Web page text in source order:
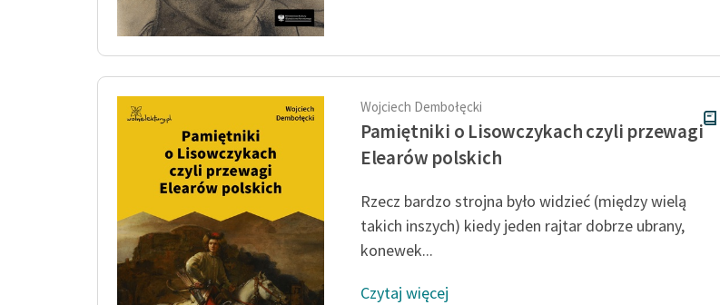
Wojciech Dembołęcki
Pamiętniki o Lisowczykach czyli przewagi
Elearów polskich
Rzecz bardzo strojna było widzieć (między wielą
takich inszych) kiedy jeden rajtar dobrze ubrany,
konewek...
Czytaj więcej